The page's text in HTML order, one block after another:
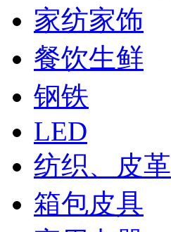
家纺家饰
餐饮生鲜
钢铁
LED
纺织、皮革
箱包皮具